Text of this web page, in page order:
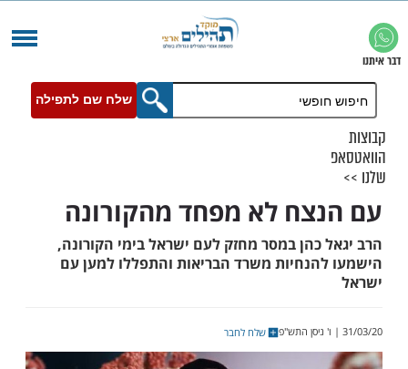
שלח שם לתפילה
לא מפחד מהקורונה
משרד הבריאות והתפללו למען עם